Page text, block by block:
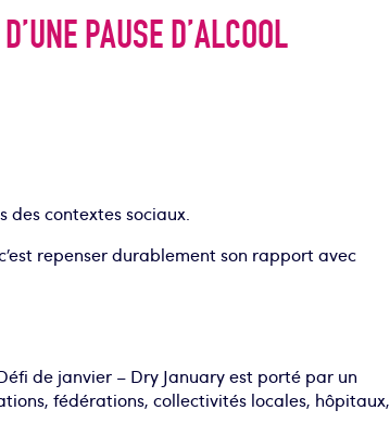
PAUSE D’ALCOOL
des contextes sociaux.
repenser durablement son rapport avec
de janvier – Dry January est porté par un
fédérations, collectivités locales, hôpitaux,